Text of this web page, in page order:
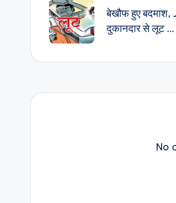
navigation
बेखौफ हुए
दुकानदार से लूट …
No